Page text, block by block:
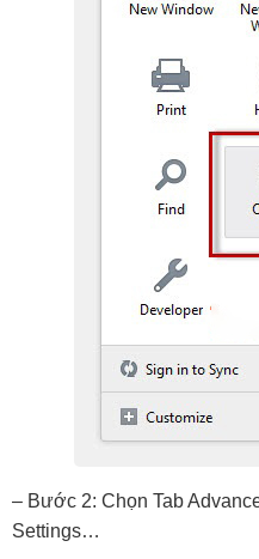
– Bước 2: Chọn Tab
Settings…